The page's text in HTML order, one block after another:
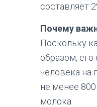
составляет
Почему
Поскольку
образом,
человека на
не менее
молока.